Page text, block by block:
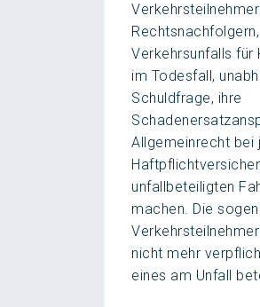
Verkehrsunfalls für
im Todesfall,
Schuldfrage, ihre
Allgemeinrecht bei
unfallbeteiligten
machen. Die
nicht mehr
eines am Unfall